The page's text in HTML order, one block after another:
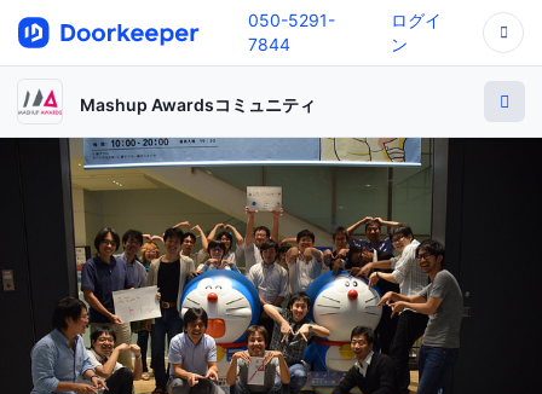
050-5291-
7844
ログイ
ン
Mashup Awardsコミュニティ